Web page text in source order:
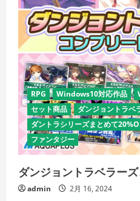
RPG Windows10対応作品
セット商品
ダンジョントラベ
ダントラシリーズまとめて
ファンタジー
ダンジョントラベラー
admin 2月 16, 2024